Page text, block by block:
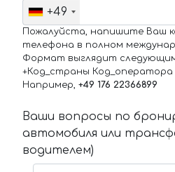
+49
Пожалуйста, напишите Ваш
телефона в полном
Формат выглядит
+Код_страны
Например, +49 176 22366899
Ваши вопросы по
автомобиля или
водителем)